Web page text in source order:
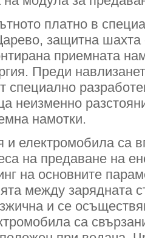
платно в
защитна шахта
приемната
Преди
специално
неизменно
намотки.
и електромобила са
на предаване на
на основните
между зарядната
и се
са